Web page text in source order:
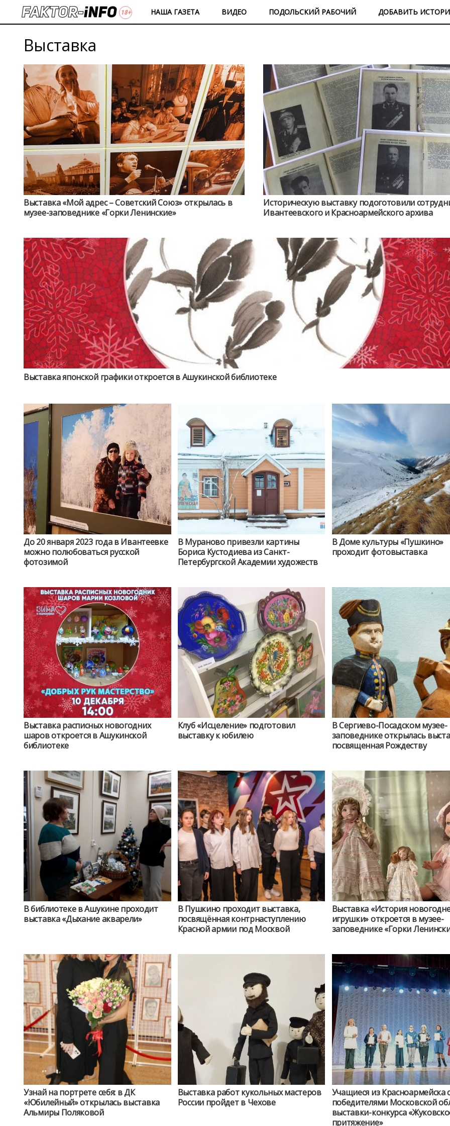
НАША ГАЗЕТА ВИДЕО ПОДОЛЬСКИЙ РАБОЧИЙ ДОБАВИТЬ
Выставка
Выставка «Мой адрес – Советский Союз» открылась в
музее-заповеднике «Горки Ленинские»
Историческую выставку подоготовили
Ивантеевского и Красноармейского архива
Выставка японской графики откроется в Ашукинской библиотеке
До 20 января 2023 года в Ивантеевке
можно полюбоваться русской
фотозимой
В Мураново привезли картины
Бориса Кустодиева из Санкт-
Петербургской Академии художеств
В Доме культуры «Пушкино»
проходит фотовыставка
Выставка расписных новогодних
шаров откроется в Ашукинской
библиотеке
Клуб «Исцеление» подготовил
выставку к юбилею
В Сергиево-Посадском музее-
заповеднике открылась
посвященная Рождеству
В библиотеке в Ашукине проходит
выставка «Дыхание акварели»
В Пушкино проходит выставка,
посвящённая контрнаступлению
Красной армии под Москвой
Выставка «История
игрушки» откроется в музее-
заповеднике «Горки
Узнай на портрете себя: в ДК
«Юбилейный» открылась выставка
Альмиры Поляковой
Выставка работ кукольных мастеров
России пройдет в Чехове
Учащиеся из Красноармейска
победителями Московской
выставки-конкурса
притяжение»